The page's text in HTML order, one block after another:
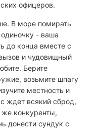
офицеров.
В море помирать
одиночку - ваша
до конца вместе с
и чудовищный
Берите
возьмите шпагу
местность и
ждет всякий сброд,
конкуренты,
донести сундук с